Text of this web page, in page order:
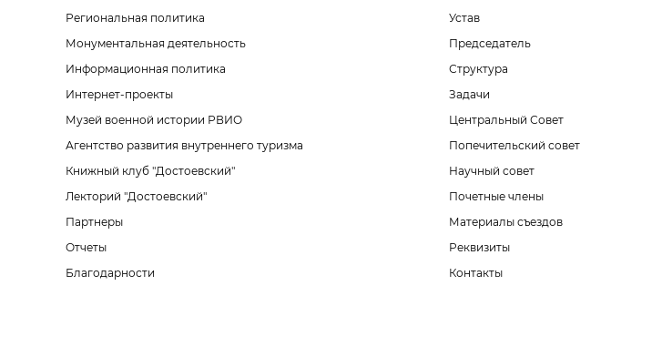
Региональная политика
Монументальная деятельность
Информационная политика
Интернет-проекты
Музей военной истории РВИО
Агентство развития внутреннего туризма
Книжный клуб "Достоевский"
Лекторий "Достоевский"
Партнеры
Отчеты
Благодарности
Устав
Председатель
Структура
Задачи
Центральный Совет
Попечительский совет
Научный совет
Почетные члены
Материалы съездов
Реквизиты
Контакты